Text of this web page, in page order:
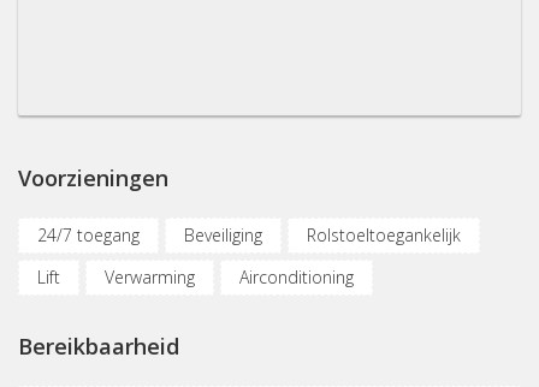
Voorzieningen
24/7 toegang Beveiliging
Rolstoeltoegankelijk
Lift
Verwarming
Airconditioning
Fietsenstalling
Bereikbaarheid